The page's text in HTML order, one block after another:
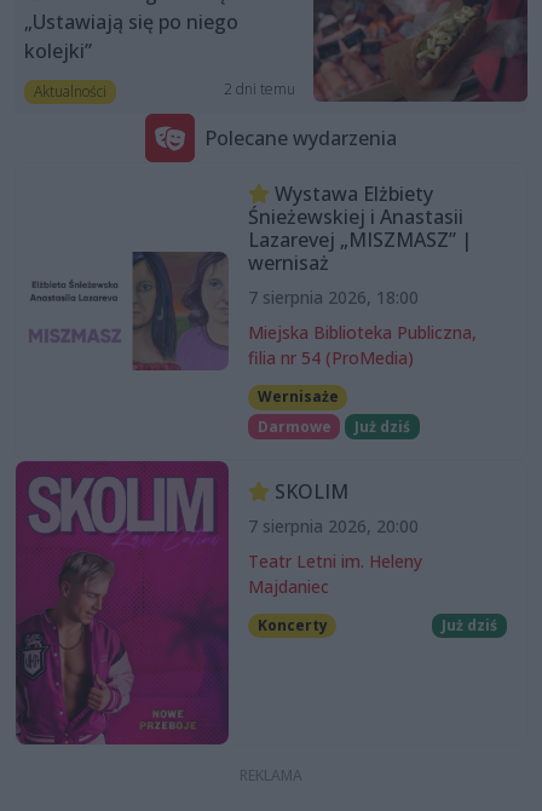
„Ustawiają się po niego
kolejki”
Aktualności 2 dni temu
Polecane wydarzenia
Wystawa Elżbiety
Śnieżewskiej i Anastasii
Lazarevej „MISZMASZ” |
wernisaż
7 sierpnia 2026, 18:00
Miejska Biblioteka Publiczna,
filia nr 54 (ProMedia)
Wernisaże
Darmowe
Już dziś
SKOLIM
7 sierpnia 2026, 20:00
Teatr Letni im. Heleny
Majdaniec
Koncerty Już dziś